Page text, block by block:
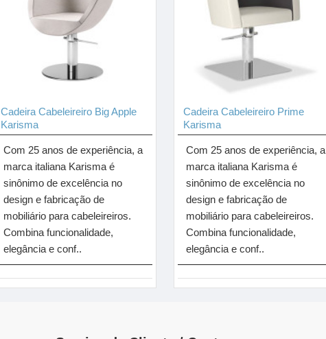
Cadeira Cabeleireiro Big Apple
Karisma
Com 25 anos de experiência, a
marca italiana Karisma é
sinônimo de excelência no
design e fabricação de
mobiliário para cabeleireiros.
Combina funcionalidade,
elegância e conf..
Cadeira Cabeleireiro Prime
Karisma
Com 25 anos de experiência, a
marca italiana Karisma é
sinônimo de excelência no
design e fabricação de
mobiliário para cabeleireiros.
Combina funcionalidade,
elegância e conf..